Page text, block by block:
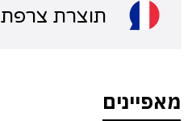
תוצרת צרפת
מאפיינים